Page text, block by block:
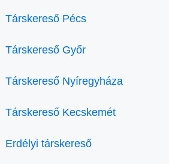
Társkereső Pécs
Társkereső Győr
Társkereső Nyíregyháza
Társkereső Kecskemét
Erdélyi társkereső